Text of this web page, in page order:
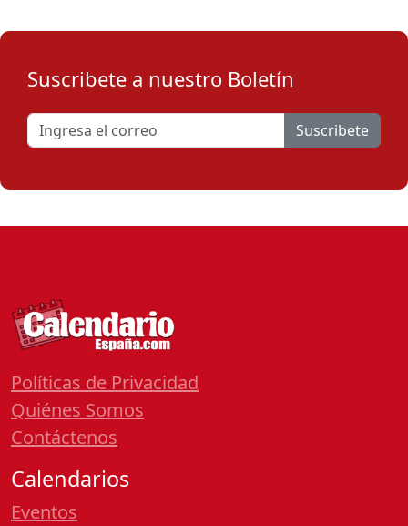
Suscribete a nuestro Boletín
Suscribete
Políticas de Privacidad
Quiénes Somos
Contáctenos
Calendarios
Eventos